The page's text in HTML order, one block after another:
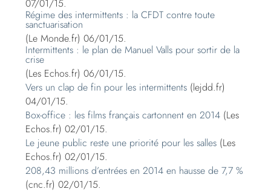
07/01/15.
Régime des intermittents : la CFDT contre toute
sanctuarisation
(Le Monde.fr) 06/01/15.
Intermittents : le plan de Manuel Valls pour sortir de la
crise
(Les Echos.fr) 06/01/15.
Vers un clap de fin pour les intermittents (lejdd.fr)
04/01/15.
Box-office : les films français cartonnent en 2014 (Les
Echos.fr) 02/01/15.
Le jeune public reste une priorité pour les salles (Les
Echos.fr) 02/01/15.
208,43 millions d’entrées en 2014 en hausse de 7,7 %
(cnc.fr) 02/01/15.